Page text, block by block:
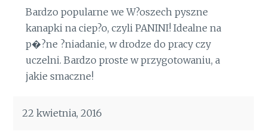
Bardzo popularne we W?oszech pyszne
kanapki na ciep?o, czyli PANINI! Idealne na
p�?ne ?niadanie, w drodze do pracy czy
uczelni. Bardzo proste w przygotowaniu, a
jakie smaczne!
22 kwietnia, 2016